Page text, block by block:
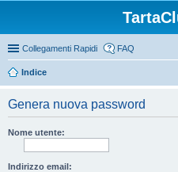
Collegamenti Rapidi FAQ
Indice
Genera nuova password
Nome utente:
Indirizzo email: